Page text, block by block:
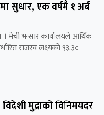
सुधार, एक वर्षमै १ अर्ब
। मेची भन्सार कार्यालयले आर्थिक
राजस्व लक्ष्यको ९३.३०
मुद्राको विनिमयदर